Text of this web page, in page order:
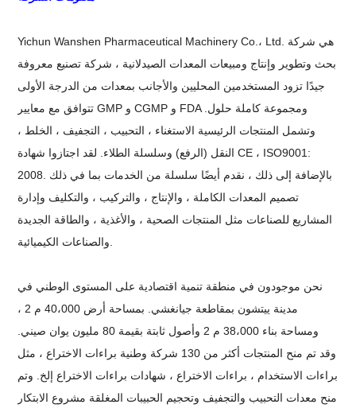
Yichun Wanshen Pharmaceutical Machinery Co.، Ltd. هي شركة
بحث وتطوير وإنتاج ومبيعات المعدات الصيدلانية ، شركة تصنيع معروفة
جيدًا تزود المستخدمين المحليين والأجانب بمعدات من الدرجة الأولى
تتوافق مع معايير GMP و CGMP و FDA ومجموعة كاملة حلول.
وتشمل المنتجات الرئيسية الاستغناء ، التحبيب ، التجفيف ، الخلط ،
النقل (الرفع) وسلسلة الطلاء. لقد اجتازوا شهادة CE ، ISO9001:
2008. بالإضافة إلى ذلك ، نقدم أيضًا سلسلة من الخدمات بما في ذلك
تصميم المعدات الكاملة ، والإنتاج ، والتركيب ، والتكليف وإدارة
المشاريع للصناعات مثل المنتجات الصحية ، والأغذية ، والطاقة الجديدة
نحن موجودون في منطقة تنمية اقتصادية على المستوى الوطني في
مدينة ييتشون بمقاطعة جيانغشي. بمساحة أرض 40،000 م 2 ،
ومساحة بناء 38،000 م 2 وأصول ثابتة بقيمة 80 مليون يوان صيني.
وقد تم منح المنتجات أكثر من 130 شركة وطنية براءات الاختراع ، مثل
براءات الاستخدام ، براءات الاختراع ، شهادات براءات الاختراع إلخ. وتم
منح معدات التحبيب والتجفيف وتحجيم الحبيبات المغلقة مشروع الابتكار